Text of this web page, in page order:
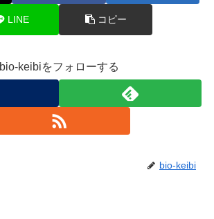
LINE コピー
bio-keibiをフォローする
bio-keibi